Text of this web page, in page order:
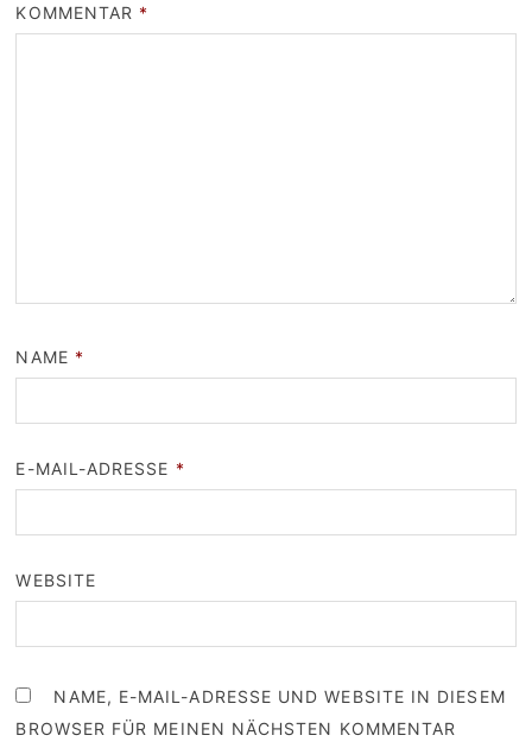
KOMMENTAR *
NAME *
E-MAIL-ADRESSE *
WEBSITE
NAME, E-MAIL-ADRESSE UND WEBSITE IN DIESEM
BROWSER FÜR MEINEN NÄCHSTEN KOMMENTAR